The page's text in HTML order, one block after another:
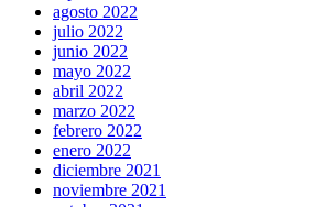
agosto 2022
julio 2022
junio 2022
mayo 2022
abril 2022
marzo 2022
febrero 2022
enero 2022
diciembre 2021
noviembre 2021